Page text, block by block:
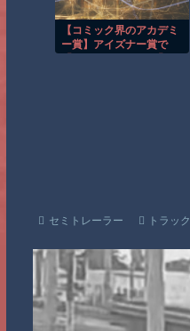
【コミック界のアカデミ
ー賞】アイズナー賞で
セミトレーラー トラック